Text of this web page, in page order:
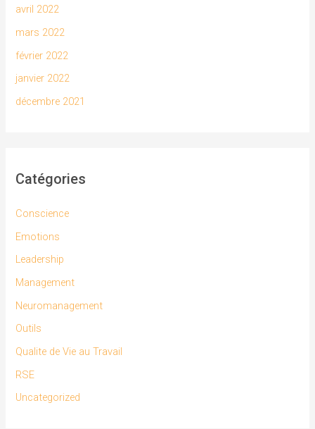
avril 2022
mars 2022
février 2022
janvier 2022
décembre 2021
Catégories
Conscience
Emotions
Leadership
Management
Neuromanagement
Outils
Qualite de Vie au Travail
RSE
Uncategorized